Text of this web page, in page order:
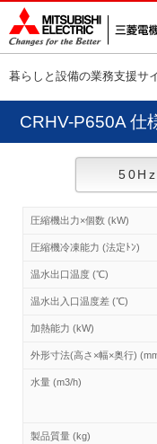
暮らしと設備の業務支援サ
CRHV-P650A 仕
50Hz
圧縮機出力×個数 (kW)
圧縮機冷凍能力 (法定ﾄﾝ)
温水出口温度 (℃)
温水出入口温度差 (℃)
加熱能力 (kW)
外形寸法(高さ×幅×奥行)
水量 (m3/h)
製品質量 (kg)